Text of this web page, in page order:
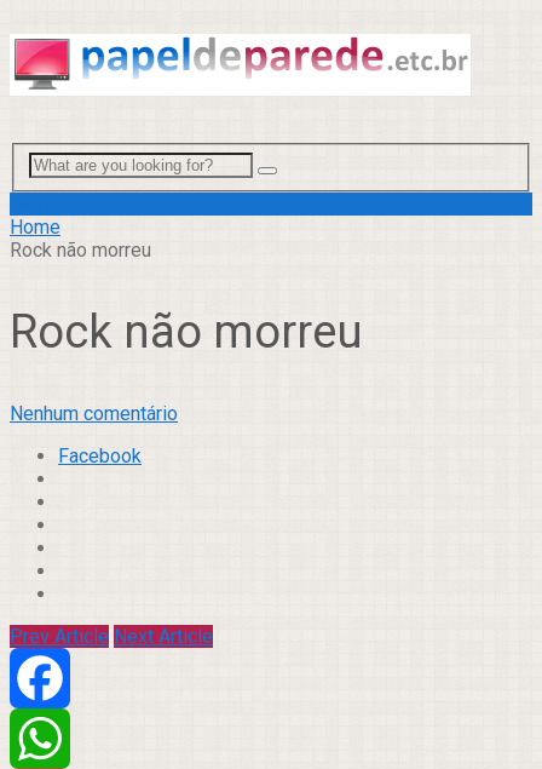
Home
Rock não morreu
Rock não morreu
Nenhum comentário
Facebook
Prev Article Next Article
Facebook